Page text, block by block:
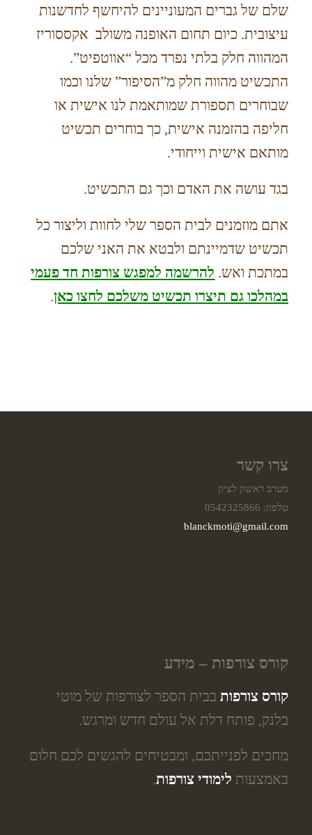
שלם של גברים המעוניינים להיחשף לחדשנות
עיצובית. כיום תחום האופנה משולב אקססוריז
המהווה חלק בלתי נפרד מכל “אווטפיט”.
התכשיט מהווה חלק מ”הסיפור” שלנו וכמו
שבוחרים תספורת שמותאמת לנו אישית או
חליפה בהזמנה אישית, כך בוחרים תכשיט
מותאם אישית וייחודי.
בגד עושה את האדם וכך גם התכשיט.
אתם מוזמנים לבית הספר שלי לחוות וליצור כל
תכשיט שדמיינתם ולבטא את האני שלכם
במתכת ואש. להרשמה למפגש צורפות חד פעמי
במהלכו גם תיצרו תכשיט משלכם לחצו כאן.
צרו קשר
מערב ראשון לציון
טלפון: 0542325866
blanckmoti@gmail.com
קורס צורפות – מידע
קורס צורפותבבית הספר לצורפות של מוטי
בלנק, פותח דלת אל עולם חדש ומרגש.
מחכים לפנייתכם, ומבטיחים להגשים לכם חלום
באמצעות לימודי צורפות.